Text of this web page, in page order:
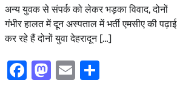
अन्य युवक से संपर्क को लेकर भड़का विवाद, दोनों
गंभीर हालत में दून अस्पताल में भर्ती एमसीए की पढ़ाई
कर रहे हैं दोनों युवा देहरादून […]
Facebook
Mastodon
Email